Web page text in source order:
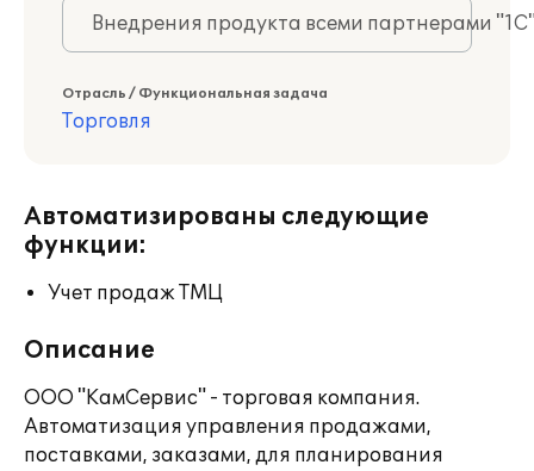
Внедрения продукта всеми партнерами
Отрасль / Функциональная задача
Торговля
Автоматизированы следующие
функции:
Учет продаж ТМЦ
Описание
ООО "КамСервис" - торговая компания.
Автоматизация управления продажами,
поставками, заказами, для планирования